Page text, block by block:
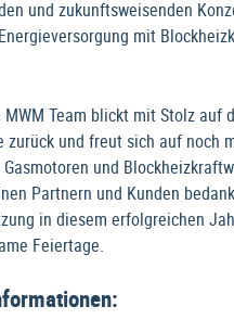
und zukunftsweisenden
mit
MWM Team blickt mit Stolz auf
zurück und freut sich auf noch
und
Partnern und Kunden
in diesem erfolgreichen
Feiertage.